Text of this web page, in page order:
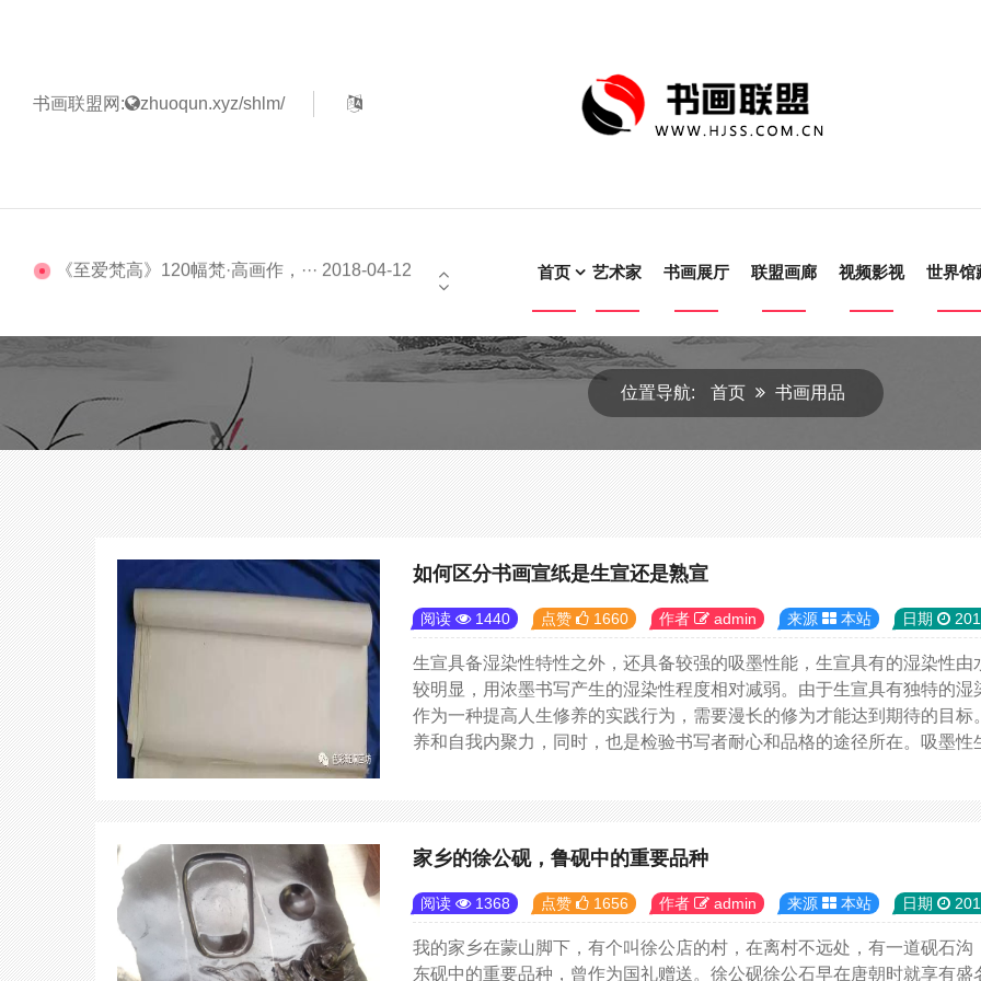
书画联盟网: zhuoqun.xyz/shlm/
"随心"丙申胡珂老师作品展在晋文··· 2018-04-12
首页 艺术家 书画展厅 联盟画廊 视频影视 世界馆
位置导航: 首页 书画用品
如何区分书画宣纸是生宣还是熟宣
阅读 1440 点赞 1660 作者 admin 来源 本站 日期
生宣具备湿染性特性之外，还具备较强的吸墨性能，生宣具有的湿染性
较明显，用浓墨书写产生的湿染性程度相对减弱。由于生宣具有独特的
作为一种提高人生修养的实践行为，需要漫长的修为才能达到期待的目
养和自我内聚力，同时，也是检验书写者耐心和品格的途径所在。吸墨性
家乡的徐公砚，鲁砚中的重要品种
阅读 1368 点赞 1656 作者 admin 来源 本站 日期
我的家乡在蒙山脚下，有个叫徐公店的村，在离村不远处，有一道砚石沟
东砚中的重要品种，曾作为国礼赠送。徐公砚徐公石早在唐朝时就享有